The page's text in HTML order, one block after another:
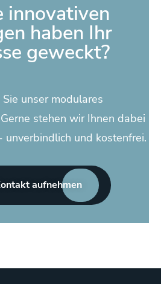
innovativen
haben Ihr
geweckt?
unser modulares
stehen wir Ihnen dabei
unverbindlich und kostenfrei.
aufnehmen